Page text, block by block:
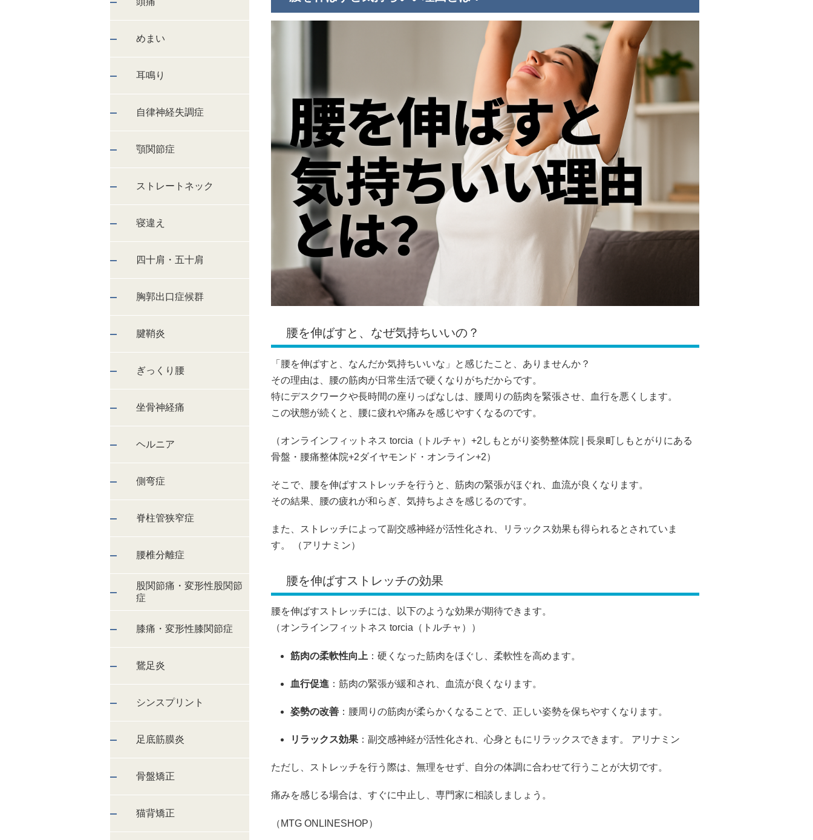
めまい
耳鳴り
自律神経失調症
顎関節症
ストレートネック
寝違え
四十肩・五十肩
胸郭出口症候群
腱鞘炎
ぎっくり腰
坐骨神経痛
ヘルニア
側弯症
脊柱管狭窄症
腰椎分離症
股関節痛・変形性股関節
症
膝痛・変形性膝関節症
鵞足炎
シンスプリント
足底筋膜炎
骨盤矯正
猫背矯正
腰を伸ばすと、なぜ気持ちいいの？
「腰を伸ばすと、なんだか気持ちいいな」と感じたこと、ありませんか？
その理由は、腰の筋肉が日常生活で硬くなりがちだからです。
特にデスクワークや長時間の座りっぱなしは、腰周りの筋肉を緊張させ、血行を悪くします。
この状態が続くと、腰に疲れや痛みを感じやすくなるのです。
（オンラインフィットネス torcia（トルチャ） +2 しもとがり姿勢整体院 | 長泉町しもとがりにある
骨盤・腰痛整体院+2ダイヤモンド・オンライン+2）
そこで、腰を伸ばすストレッチを行うと、筋肉の緊張がほぐれ、血流が良くなります。
その結果、腰の疲れが和らぎ、気持ちよさを感じるのです。
また、ストレッチによって副交感神経が活性化され、リラックス効果も得られるとされていま
す。
（アリナミン）
腰を伸ばすストレッチの効果
腰を伸ばすストレッチには、以下のような効果が期待できます。
（オンラインフィットネス torcia（トルチャ） ）
筋肉の柔軟性向上 ： 硬くなった筋肉をほぐし、柔軟性を高めます。
血行促進 ： 筋肉の緊張が緩和され、血流が良くなります。
姿勢の改善 ： 腰周りの筋肉が柔らかくなることで、正しい姿勢を保ちやすくなります。
リラックス効果 ： 副交感神経が活性化され、心身ともにリラックスできます。 アリナミン
ただし、ストレッチを行う際は、無理をせず、自分の体調に合わせて行うことが大切です。
痛みを感じる場合は、すぐに中止し、専門家に相談しましょう。
（ MTG ONLINESHOP）